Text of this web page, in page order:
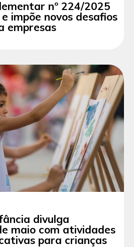
nº 224/2025
impõe novos desafios
empresas
divulga
maio com atividades
para crianças